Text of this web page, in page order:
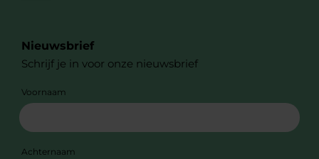
Nieuwsbrief
Schrijf je in voor onze nieuwsbrief
Voornaam
Achternaam